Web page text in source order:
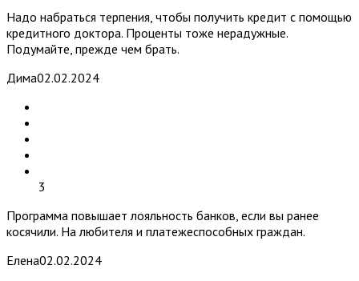
Надо набраться терпения, чтобы получить кредит с помощью
кредитного доктора. Проценты тоже нерадужные.
Подумайте, прежде чем брать.
Дима02.02.2024
3
Программа повышает лояльность банков, если вы ранее
косячили. На любителя и платежеспособных граждан.
Елена02.02.2024